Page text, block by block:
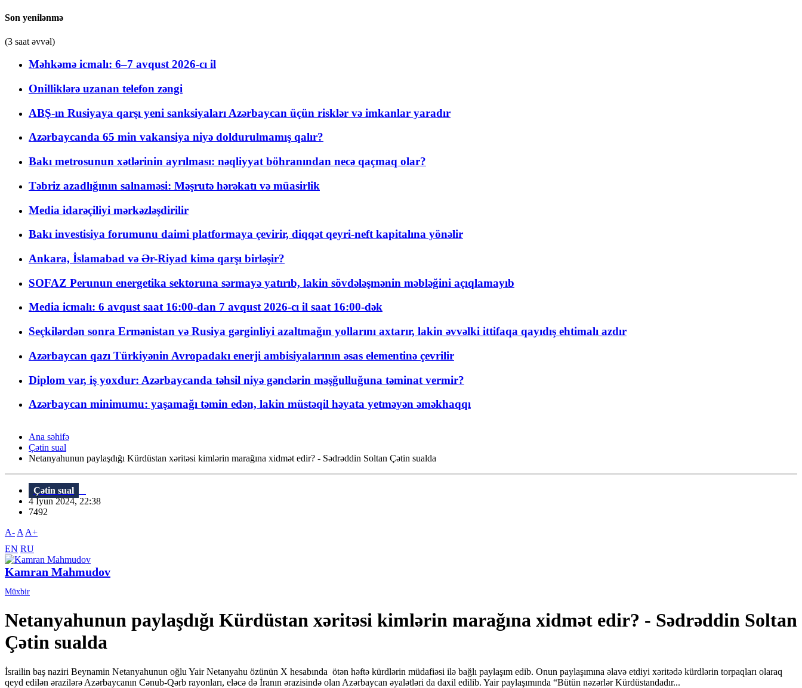
Son yenilənmə
(3 saat əvvəl)
Məhkəmə icmalı: 6–7 avqust 2026-cı il
Onilliklərə uzanan telefon zəngi
ABŞ-ın Rusiyaya qarşı yeni sanksiyaları Azərbaycan üçün risklər və imkanlar yaradır
Azərbaycanda 65 min vakansiya niyə doldurulmamış qalır?
Bakı metrosunun xətlərinin ayrılması: nəqliyyat böhranından necə qaçmaq olar?
Təbriz azadlığının salnaməsi: Məşrutə hərəkatı və müasirlik
Media idarəçiliyi mərkəzləşdirilir
Bakı investisiya forumunu daimi platformaya çevirir, diqqət qeyri-neft kapitalına yönəlir
Ankara, İslamabad və Ər-Riyad kimə qarşı birləşir?
SOFAZ Perunun energetika sektoruna sərmayə yatırıb, lakin sövdələşmənin məbləğini açıqlamayıb
Media icmalı: 6 avqust saat 16:00-dan 7 avqust 2026-cı il saat 16:00-dək
Seçkilərdən sonra Ermənistan və Rusiya gərginliyi azaltmağın yollarını axtarır, lakin əvvəlki ittifaqa qayıdış ehtimalı azdır
Azərbaycan qazı Türkiyənin Avropadakı enerji ambisiyalarının əsas elementinə çevrilir
Diplom var, iş yoxdur: Azərbaycanda təhsil niyə gənclərin məşğulluğuna təminat vermir?
Azərbaycan minimumu: yaşamağı təmin edən, lakin müstəqil həyata yetməyən əməkhaqqı
Ana səhifə
Çətin sual
Netanyahunun paylaşdığı Kürdüstan xəritəsi kimlərin marağına xidmət edir? - Sədrəddin Soltan Çətin sualda
Çətin sual
4 İyun 2024, 22:38
7492
A- A A+
EN RU
Kamran Mahmudov
Müxbir
Netanyahunun paylaşdığı Kürdüstan xəritəsi kimlərin marağına xidmət edir? - Sədrəddin Soltan
Çətin sualda
İsrailin baş naziri Beynamin Netanyahunun oğlu Yair Netanyahu özünün X hesabında ötən həftə kürdlərin müdafiəsi ilə bağlı paylaşım edib. Onun paylaşımına əlavə etdiyi xəritədə kürdlərin torpaqları olaraq
qeyd edilən ərazilərə Azərbaycanın Cənub-Qərb rayonları, eləcə də İranın ərazisində olan Azərbaycan əyalətləri da daxil edilib. Yair paylaşımında “Bütün nəzərlər Kürdüstandadır...